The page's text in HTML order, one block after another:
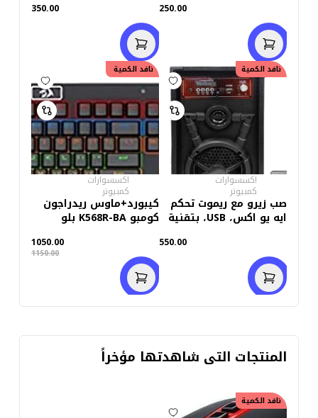
250.00
350.00
نافد الكمية
اكسسوارات
كمبيوتر
صب زيرو مع ريموت تحكم
ايه يو اكس، USB، بتقنية
550.00
خصم100.00
نافد الكمية
اكسسوارات
كمبيوتر
كيبورد+ماوس ريدراجون
كومبو K568R-BA بلو
1050.00
1150.00
المنتجات التى شاهدتها مؤخراً
خصم70.00
نافد الكمية